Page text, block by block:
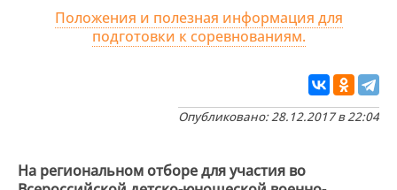
Положения и полезная информация для
подготовки к соревнованиям.
Опубликовано: 28.12.2017 в 22:04
На региональном отборе для участия во